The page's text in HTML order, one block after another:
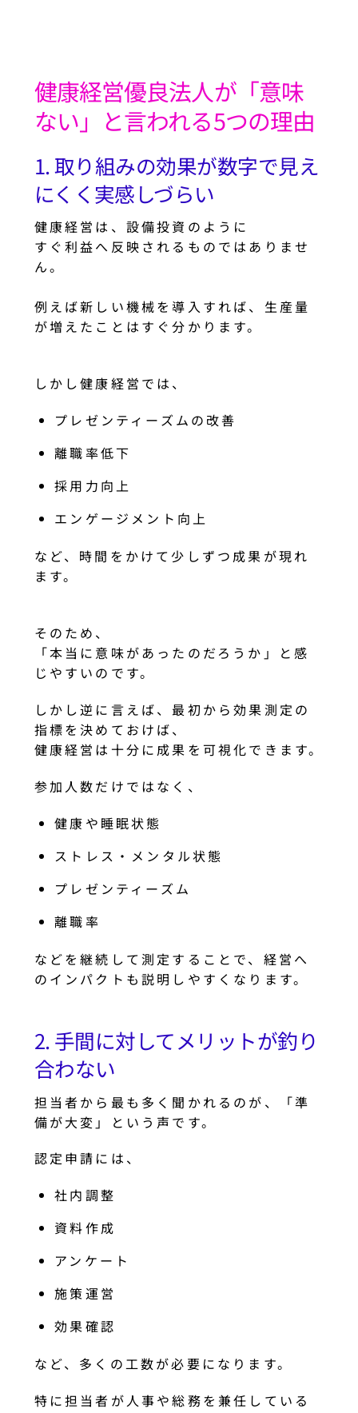
健康経営優良法人が「意味
ない」と言われる5つの理由
1. 取り組みの効果が数字で見え
にくく実感しづらい
健康経営は、設備投資のように
すぐ利益へ反映されるものではありませ
ん。
例えば新しい機械を導入すれば、生産量
が増えたことはすぐ分かります。
しかし健康経営では、
プレゼンティーズムの改善
離職率低下
採用力向上
エンゲージメント向上
など、時間をかけて少しずつ成果が現れ
ます。
そのため、
「本当に意味があったのだろうか」と感
じやすいのです。
しかし逆に言えば、最初から効果測定の
指標を決めておけば、
健康経営は十分に成果を可視化できます。
参加人数だけではなく、
健康や睡眠状態
ストレス・メンタル状態
プレゼンティーズム
離職率
などを継続して測定することで、経営へ
のインパクトも説明しやすくなります。
2. 手間に対してメリットが釣り
合わない
担当者から最も多く聞かれるのが、「準
備が大変」という声です。
認定申請には、
社内調整
資料作成
アンケート
施策運営
効果確認
など、多くの工数が必要になります。
特に担当者が人事や総務を兼任している